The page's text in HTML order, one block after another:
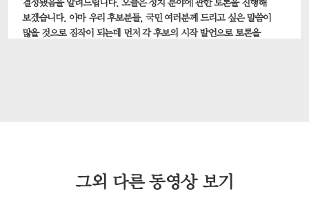
결정됐음을 알려드립니다. 오늘은 정치 분야에 관한 토론을 진행해
보겠습니다. 아마 우리 후보분들, 국민 여러분께 드리고 싶은 말씀이
많을 것으로 짐작이 되는데 먼저 각 후보의 시작 발언으로 토론을
그러나 그 문재학 군은 다시 작년 12월 3일에 우리 국민들로 회생해서
그외 다른 동영상 보기